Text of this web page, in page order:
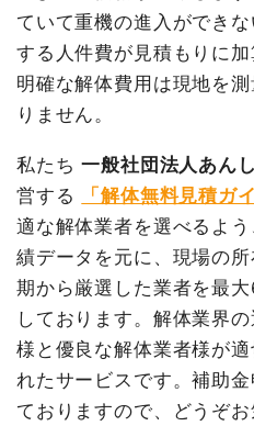
品名 数
鉄骨造工場107坪1階建
て
107
カーポート撤去
74m²
物置撤去
51m²
土間コンクリート撤去
駐車場撤去
外構撤去
64m
植木・植栽撤去
1式
諸経費
ていて重機の進入ができ
する人件費が見積もりに加
明確な解体費用は現地を
りません。
私たち一般社団法人あん
営する
「解体無料見積ガ
適な解体業者を選べるよ
績データを元に、現場の
期から厳選した業者を最
しております。解体業界
様と優良な解体業者様が
れたサービスです。補助
ておりますので、どうぞ